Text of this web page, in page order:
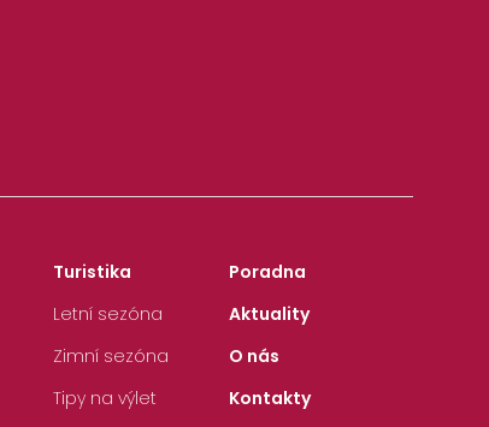
Turistika
Letní sezóna
Zimní sezóna
Tipy na výlet
Poradna
Aktuality
O nás
Kontakty